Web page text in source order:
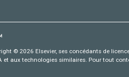
© 2026 Elsevier, ses concédants de
et aux technologies similaires. Pour tout